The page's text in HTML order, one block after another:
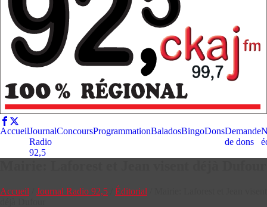
AccueilJournal
Radio
92,5
ConcoursProgrammationBaladosBingoDonsDemande
de dons
Accueil Journal Radio 92,5 Éditorial